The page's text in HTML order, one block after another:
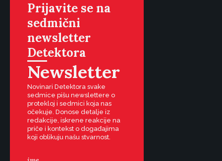
Prijavite se na
sedmični
newsletter
Detektora
Newsletter
Novinari Detektora svake
sedmice pišu newslettere o
protekloj i sedmici koja nas
očekuje. Donose detalje iz
redakcije, iskrene reakcije na
priče i kontekst o događajima
koji oblikuju našu stvarnost.